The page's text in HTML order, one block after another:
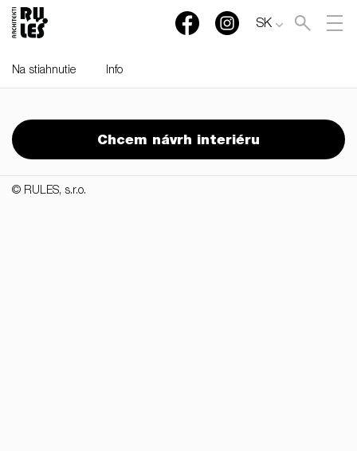
SK
Na stiahnutie Info
Chcem návrh interiéru
RULES, s.r.o., Klincová
37/B, 821 08 Bratislava,
Slovensko
© RULES, s.r.o.